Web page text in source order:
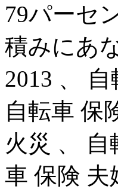
79パーセ
積みにあ
2013 、
自転車 保
火災 、
車 保険 夫